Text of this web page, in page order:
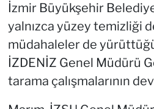
İzmir Büyükşehir
yalnızca yüzey temizliği
müdahaleler de
İZDENİZ Genel Müdürü
tarama çalışmalarının